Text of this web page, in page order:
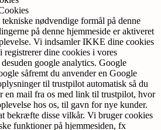
nødvendige formål på denne
på denne hjemmeside er aktiveret
Vi indsamler IKKE dine cookies
dine cookies i vores
google analytics. Google
såfremt du anvender en Google
til trustpilot automatisk så du
en mail fra os med link til trustpilot, hvor
hos os, til gavn for nye kunder.
bekræfte disse vilkår. Vi bruger cookies
funktioner på hjemmesiden, fx